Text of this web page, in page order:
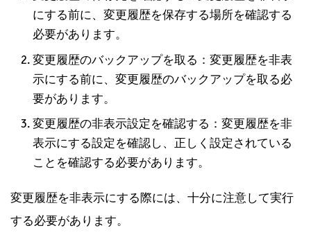
にする前に、変更履歴を保存する場所を確認する
必要があります。
変更履歴のバックアップを取る：変更履歴を非表
示にする前に、変更履歴のバックアップを取る必
要があります。
変更履歴の非表示設定を確認する：変更履歴を非
表示にする設定を確認し、正しく設定されている
ことを確認する必要があります。
変更履歴を非表示にする際には、十分に注意して実行
する必要があります。